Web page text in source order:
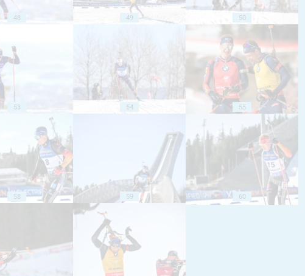
48 49 50
53 54 55
58 59 60